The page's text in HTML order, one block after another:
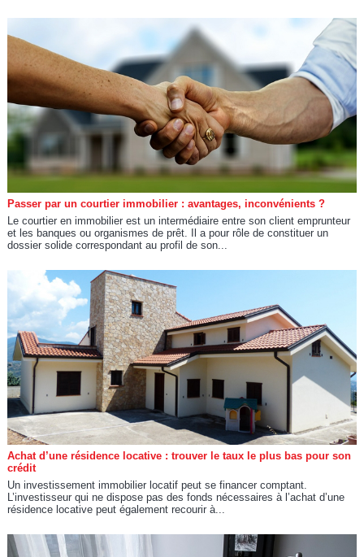
Passer par un courtier immobilier : avantages, inconvénients ?
Le courtier en immobilier est un intermédiaire entre son client emprunteur
et les banques ou organismes de prêt. Il a pour rôle de constituer un
dossier solide correspondant au profil de son...
Achat d’une résidence locative : trouver le taux le plus bas pour son
crédit
Un investissement immobilier locatif peut se financer comptant.
L’investisseur qui ne dispose pas des fonds nécessaires à l’achat d’une
résidence locative peut également recourir à...